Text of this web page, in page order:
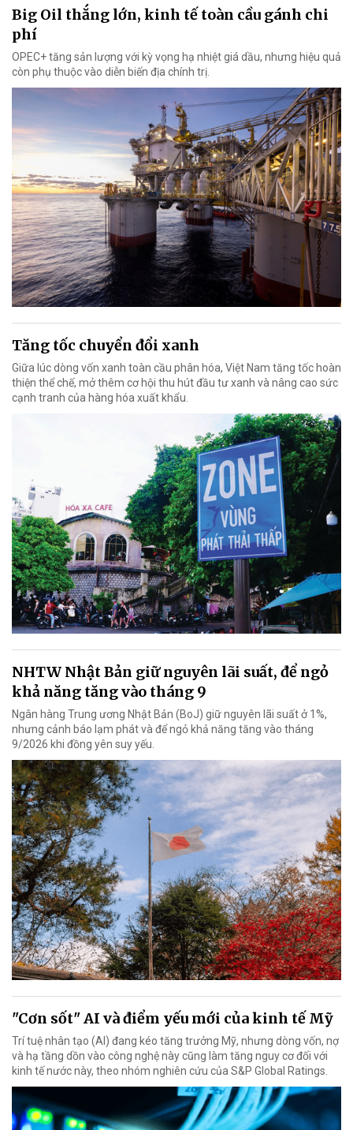
Big Oil thắng lớn, kinh tế toàn cầu gánh chi
phí
OPEC+ tăng sản lượng với kỳ vọng hạ nhiệt giá dầu, nhưng hiệu quả
còn phụ thuộc vào diễn biến địa chính trị.
Tăng tốc chuyển đổi xanh
Giữa lúc dòng vốn xanh toàn cầu phân hóa, Việt Nam tăng tốc hoàn
thiện thể chế, mở thêm cơ hội thu hút đầu tư xanh và nâng cao sức
cạnh tranh của hàng hóa xuất khẩu.
NHTW Nhật Bản giữ nguyên lãi suất, để ngỏ
khả năng tăng vào tháng 9
Ngân hàng Trung ương Nhật Bản (BoJ) giữ nguyên lãi suất ở 1%,
nhưng cảnh báo lạm phát và để ngỏ khả năng tăng vào tháng
9/2026 khi đồng yên suy yếu.
"Cơn sốt" AI và điểm yếu mới của kinh tế Mỹ
Trí tuệ nhân tạo (AI) đang kéo tăng trưởng Mỹ, nhưng dòng vốn, nợ
và hạ tầng dồn vào công nghệ này cũng làm tăng nguy cơ đối với
kinh tế nước này, theo nhóm nghiên cứu của S&P Global Ratings.